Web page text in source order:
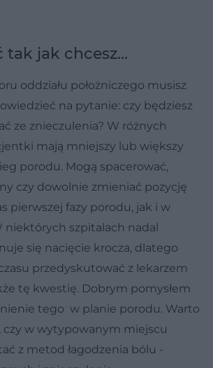
jak chcesz...
oddziału położniczego musisz
na pytanie: czy będziesz
ze znieczulenia? W różnych
mają mniejszy lub większy
porodu. Mogą spacerować,
czy dowolnie zmieniać pozycję
pierwszej fazy porodu, jak i w
niektórych szpitalach nadal
się nacięcie krocza, dlatego
przedyskutować z lekarzem
tę kwestię. Dobrym pomysłem
tego w planie porodu. Warto
czy w wytypowanym miejscu
z metod łagodzenia bólu -